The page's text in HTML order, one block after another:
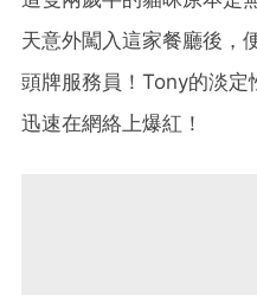
天意外闖入這家餐廳後，
頭牌服務員！Tony的淡
迅速在網絡上爆紅！